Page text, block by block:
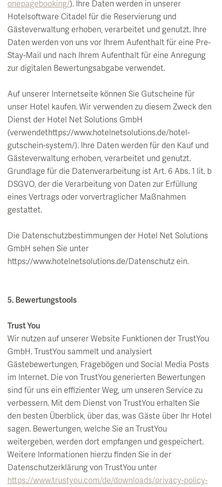
onepagebooking/). Ihre Daten werden in unserer
Hotelsoftware Citadel für die Reservierung und
Gästeverwaltung erhoben, verarbeitet und genutzt. Ihre
Daten werden von uns vor Ihrem Aufenthalt für eine Pre-
Stay-Mail und nach Ihrem Aufenthalt für eine Anregung
zur digitalen Bewertungsabgabe verwendet.
Auf unserer Internetseite können Sie Gutscheine für
unser Hotel kaufen. Wir verwenden zu diesem Zweck den
Dienst der Hotel Net Solutions GmbH
(verwendethttps://www.hotelnetsolutions.de/hotel-
gutschein-system/). Ihre Daten werden für den Kauf und
Gästeverwaltung erhoben, verarbeitet und genutzt.
Grundlage für die Datenverarbeitung ist Art. 6 Abs. 1 lit. b
DSGVO, der die Verarbeitung von Daten zur Erfüllung
eines Vertrags oder vorvertraglicher Maßnahmen
gestattet.
Die Datenschutzbestimmungen der Hotel Net Solutions
GmbH sehen Sie unter
https://www.hotelnetsolutions.de/Datenschutz ein.
5. Bewertungstools
Trust You
Wir nutzen auf unserer Website Funktionen der TrustYou
GmbH. TrustYou sammelt und analysiert
Gästebewertungen, Fragebögen und Social Media Posts
im Internet. Die von TrustYou generierten Bewertungen
sind für uns ein effizienter Weg, um unseren Service zu
verbessern. Mit dem Dienst von TrustYou erhalten Sie
den besten Überblick, über das, was Gäste über Ihr Hotel
sagen. Bewertungen, welche Sie an TrustYou
weitergeben, werden dort empfangen und gespeichert.
Weitere Informationen hierzu finden Sie in der
Datenschutzerklärung von TrustYou unter
https://www.trustyou.com/de/downloads/privacy-policy-